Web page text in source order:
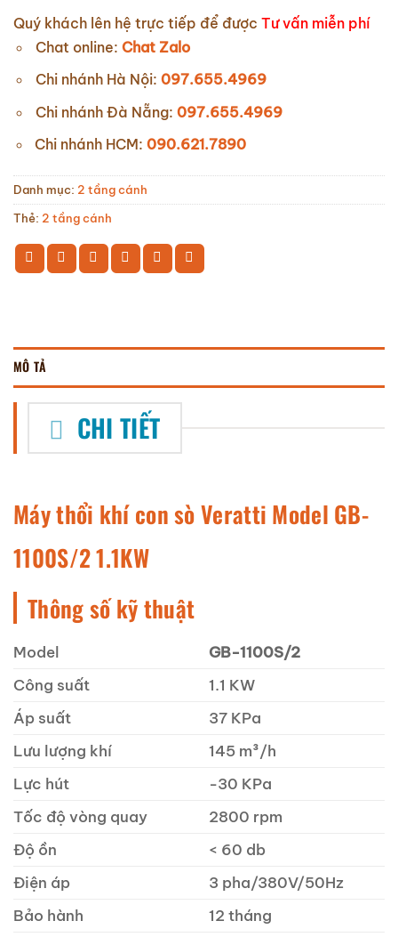
Quý khách lên hệ trực tiếp để được Tư vấn miễn phí
Chat online: Chat Zalo
Chi nhánh Hà Nội: 097.655.4969
Chi nhánh Đà Nẵng: 097.655.4969
Chi nhánh HCM: 090.621.7890
Danh mục: 2 tầng cánh
Thẻ: 2 tầng cánh
MÔ TẢ
CHI TIẾT
Máy thổi khí con sò Veratti Model GB-
1100S/2 1.1KW
Thông số kỹ thuật
Model
GB-1100S/2
Công suất
1.1 KW
Áp suất
37 KPa
Lưu lượng khí
145 m³/h
Lực hút
-30 KPa
Tốc độ vòng quay
2800 rpm
Độ ồn
< 60 db
Điện áp
3 pha/380V/50Hz
Bảo hành
12 tháng